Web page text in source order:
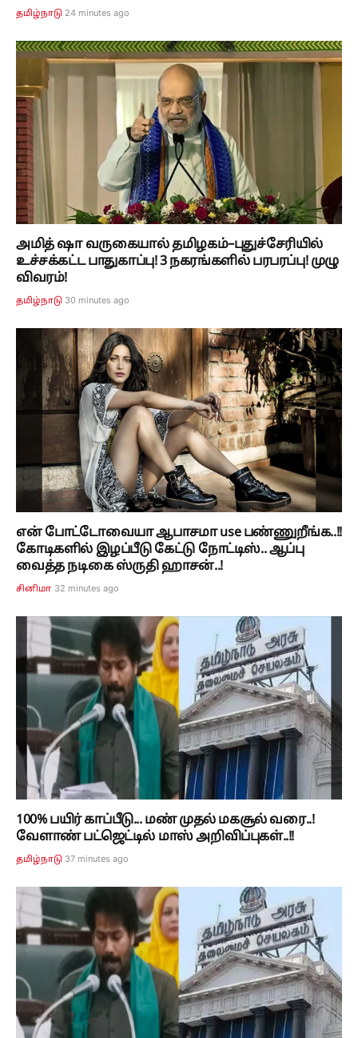
தமிழ்நாடு 24 minutes ago
அமித் ஷா வருகையால் தமிழகம்–புதுச்சேரியில்
உச்சக்கட்ட பாதுகாப்பு! 3 நகரங்களில் பரபரப்பு! முழு
விவரம்!
தமிழ்நாடு 30 minutes ago
என் போட்டோவையா ஆபாசமா use பண்ணுறீங்க..!!
கோடிகளில் இழப்பீடு கேட்டு நோட்டிஸ்.. ஆப்பு
வைத்த நடிகை ஸ்ருதி ஹாசன்..!
சினிமா 32 minutes ago
100% பயிர் காப்பீடு... மண் முதல் மகசூல் வரை..!
வேளாண் பட்ஜெட்டில் மாஸ் அறிவிப்புகள்..!!
தமிழ்நாடு 37 minutes ago